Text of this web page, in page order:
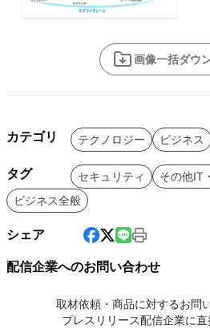
画像一括ダウ
カテゴリ テクノロジー ビジネス
タグ セキュリティ
その他IT
ビジネス全般
シェア
配信企業へのお問い合わせ
取材依頼・商品に対するお問
プレスリリース配信企業に直